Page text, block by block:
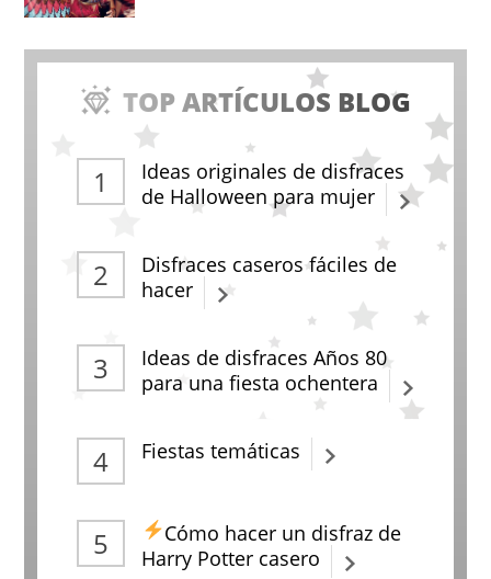
TOP ARTÍCULOS BLOG
Ideas originales de disfraces
de Halloween para mujer
Disfraces caseros fáciles de
hacer
Ideas de disfraces Años 80
para una fiesta ochentera
Fiestas temáticas
Cómo hacer un disfraz de
Harry Potter casero